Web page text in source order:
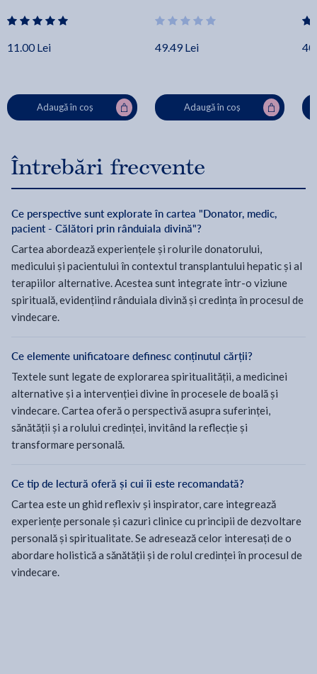
11.00 Lei
Adaugă în coș
49.49 Lei
Adaugă în coș
Întrebări frecvente
Ce perspective sunt explorate în cartea "Donator, medic,
pacient - Călători prin rânduiala divină"?
Cartea abordează experiențele și rolurile donatorului,
medicului și pacientului în contextul transplantului hepatic și al
terapiilor alternative. Acestea sunt integrate într-o viziune
spirituală, evidențiind rânduiala divină și credința în procesul de
vindecare.
Ce elemente unificatoare definesc conținutul cărții?
Textele sunt legate de explorarea spiritualității, a medicinei
alternative și a intervenției divine în procesele de boală și
vindecare. Cartea oferă o perspectivă asupra suferinței,
sănătății și a rolului credinței, invitând la reflecție și
transformare personală.
Ce tip de lectură oferă și cui îi este recomandată?
Cartea este un ghid reflexiv și inspirator, care integrează
experiențe personale și cazuri clinice cu principii de dezvoltare
personală și spiritualitate. Se adresează celor interesați de o
abordare holistică a sănătății și de rolul credinței în procesul de
vindecare.